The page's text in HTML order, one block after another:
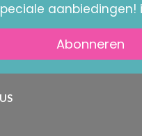
aanbiedingen!
Abonneren